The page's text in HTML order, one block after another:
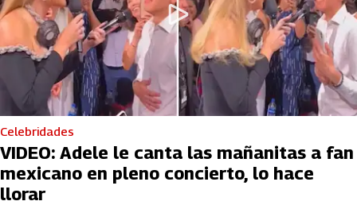
Celebridades
VIDEO: Adele le canta las mañanitas a fan
mexicano en pleno concierto, lo hace
llorar